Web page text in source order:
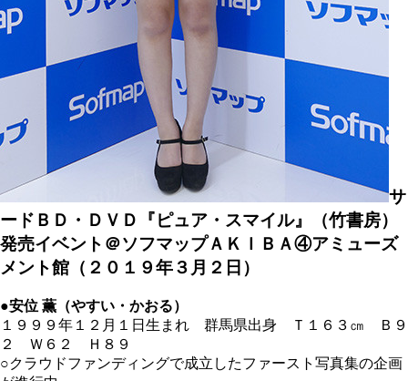
サ
ードＢＤ・ＤＶＤ『ピュア・スマイル』（竹書房）
発売イベント＠ソフマップＡＫＩＢＡ④アミューズ
メント館（２０１９年３月２日）
●安位 薫（やすい・かおる）
１９９９年１２月１日生まれ 群馬県出身 Ｔ１６３ ㎝ Ｂ９
２ Ｗ６２ Ｈ８９
○クラウドファンディングで成立したファースト写真集の企画